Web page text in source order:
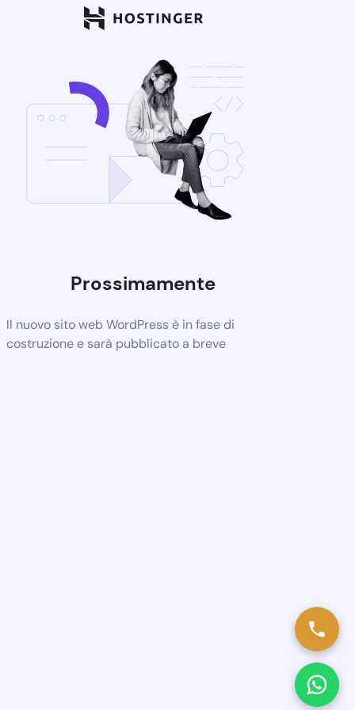
Prossimamente
Il nuovo sito web WordPress è in fase di
costruzione e sarà pubblicato a breve